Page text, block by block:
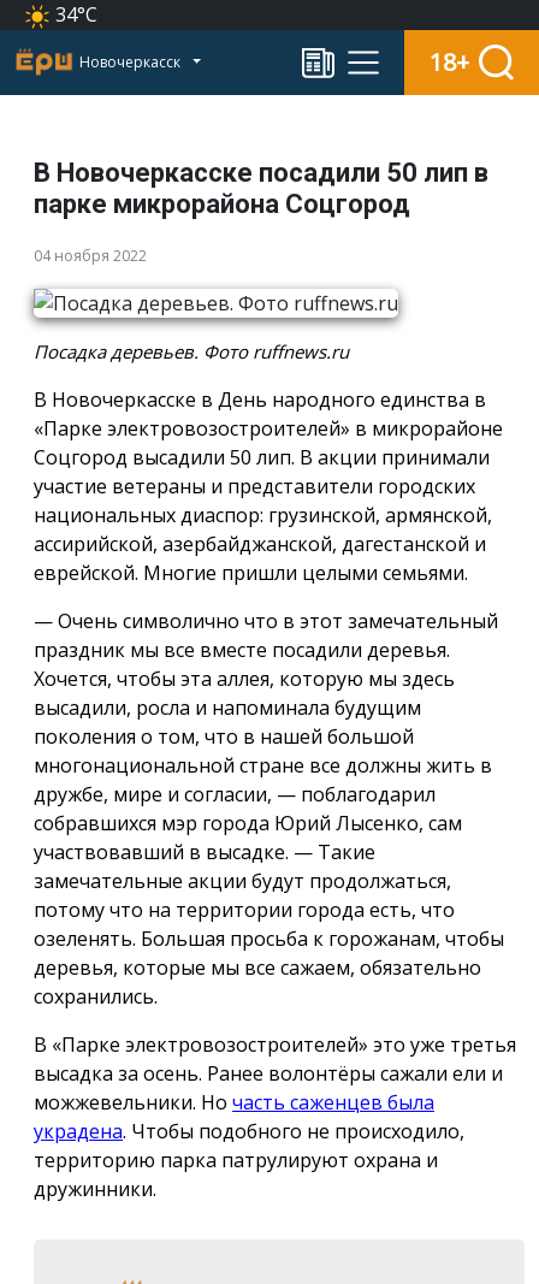
34°C
Новочеркасск 18+
В Новочеркасске посадили 50 лип в
парке микрорайона Соцгород
04 ноября 2022
Посадка деревьев. Фото ruffnews.ru
В Новочеркасске в День народного единства в
«Парке электровозостроителей» в микрорайоне
Соцгород высадили 50 лип. В акции принимали
участие ветераны и представители городских
национальных диаспор: грузинской, армянской,
ассирийской, азербайджанской, дагестанской и
еврейской. Многие пришли целыми семьями.
— Очень символично что в этот замечательный
праздник мы все вместе посадили деревья.
Хочется, чтобы эта аллея, которую мы здесь
высадили, росла и напоминала будущим
поколения о том, что в нашей большой
многонациональной стране все должны жить в
дружбе, мире и согласии, — поблагодарил
собравшихся мэр города Юрий Лысенко, сам
участвовавший в высадке. — Такие
замечательные акции будут продолжаться,
потому что на территории города есть, что
озеленять. Большая просьба к горожанам, чтобы
деревья, которые мы все сажаем, обязательно
сохранились.
В «Парке электровозостроителей» это уже третья
высадка за осень. Ранее волонтёры сажали ели и
можжевельники. Но часть саженцев была
украдена. Чтобы подобного не происходило,
территорию парка патрулируют охрана и
дружинники.